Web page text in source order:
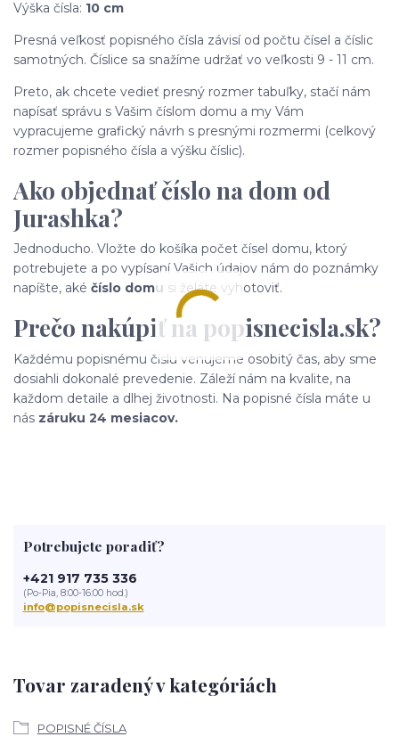
Výška čísla: 10 cm
Presná veľkosť popisného čísla závisí od počtu čísel a číslic
samotných. Číslice sa snažíme udržať vo veľkosti 9 - 11 cm.
Preto, ak chcete vedieť presný rozmer tabuľky, stačí nám
napísať správu s Vašim číslom domu a my Vám
vypracujeme grafický návrh s presnými rozmermi (celkový
rozmer popisného čísla a výšku číslic).
Ako objednať číslo na dom od
Jurashka?
Jednoducho. Vložte do košíka počet čísel domu, ktorý
potrebujete a po vypísaní Vašich údajov nám do poznámky
napíšte, aké číslo domu si želáte vyhotoviť.
Prečo nakúpiť na popisnecisla.sk?
Každému popisnému číslu venujeme osobitý čas, aby sme
dosiahli dokonalé prevedenie. Záleží nám na kvalite, na
každom detaile a dlhej životnosti. Na popisné čísla máte u
nás záruku 24 mesiacov.
Tovar zaradený v kategóriách
POPISNÉ ČÍSLA
Potrebujete poradiť?
+421 917 735 336
(Po-Pia, 8:00-16:00 hod.)
info@popisnecisla.sk